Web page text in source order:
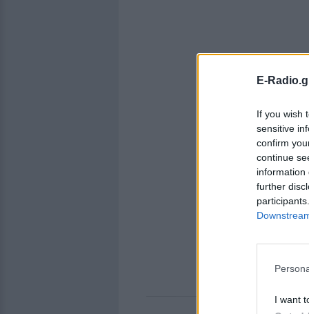
E-
If you wish
sensitive
confirm
continue
information
further
I want